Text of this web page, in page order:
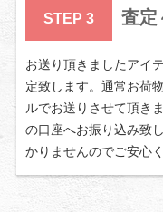
STEP 3 査定
お送り頂きましたアイ
定致します。 通常お荷
ルでお送りさせて頂き
の口座へお振り込み致
かりませんのでご安心く